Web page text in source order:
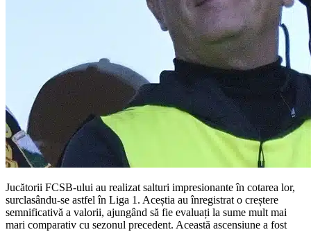
Jucătorii FCSB-ului au realizat salturi impresionante în cotarea lor,
surclasându-se astfel în Liga 1. Aceștia au înregistrat o creștere
semnificativă a valorii, ajungând să fie evaluați la sume mult mai
mari comparativ cu sezonul precedent. Această ascensiune a fost